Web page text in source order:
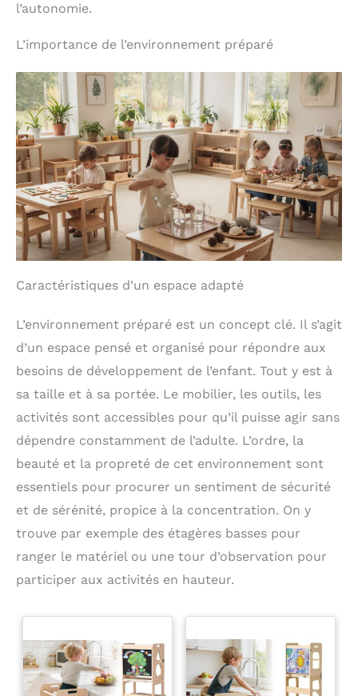
l’autonomie.
L’importance de l’environnement préparé
Caractéristiques d’un espace adapté
L’environnement préparé est un concept clé. Il s’agit
d’un espace pensé et organisé pour répondre aux
besoins de développement de l’enfant. Tout y est à
sa taille et à sa portée. Le mobilier, les outils, les
activités sont accessibles pour qu’il puisse agir sans
dépendre constamment de l’adulte. L’ordre, la
beauté et la propreté de cet environnement sont
essentiels pour procurer un sentiment de sécurité
et de sérénité, propice à la concentration. On y
trouve par exemple des étagères basses pour
ranger le matériel ou une tour d’observation pour
participer aux activités en hauteur.